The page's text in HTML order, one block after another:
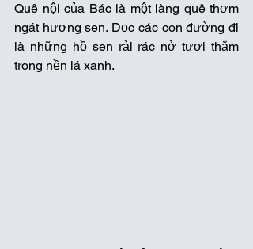
Quê nội của Bác là một làng quê thơm
ngát hương sen. Dọc các con đường đi
là những hồ sen rải rác nở tươi thắm
trong nền lá xanh.